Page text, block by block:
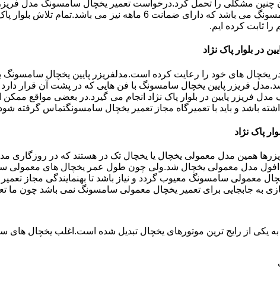
چنین مشکلی را تحمل کرد.درخواست تعمیر یخچال سامسونگ مدل فریزر
استفاده می کند مخصوص یخچال سامسونگ می باشد که
ثابت کرده ایم.
در بلوار پاک نژاد
های خود را رعایت کرده است.مدلفریزر پایین یخچال سامسونگ
فریزر پایین یخچال سامسونگ با فن هایی که در پشت آن قرار
فریزر پایین در بلوار پاک نژاد انجام می گیرد.در بعضی مواقع
باشد و باید با تعمیرگاه مجاز تعمیر یخچال سامسونگتماس گرفته
پاک نژاد
همین مدل معمولی یخچال یا یخچال تک در هستند که در روزگاری
افول مدل معمولی یخچال شد.ولی چون طول عمر یخچال های معمولی
معمولی سامسونگ معیوب گردد و نیاز باشد تا بهنمایندگی مجاز
به جابجایی برای تعمیر یخچال معمولی سامسونگ نمی باشد چون ما
یکی از رایج ترین موتورهای یخچال تبدیل شده است.اغلب یخچال